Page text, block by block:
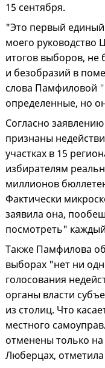
15 сентября.
"Это первый
моего руководство
итогов выборов, не
и безобразий в
слова Памфиловой
определенные, но
Согласно
признаны
участках в 15
избирателям
миллионов
Фактически
заявила она,
посмотреть"
Также Памфилова
выборах "нет ни
голосования
органы власти
из столиц. Что
местного
отменены только
Люберцах,